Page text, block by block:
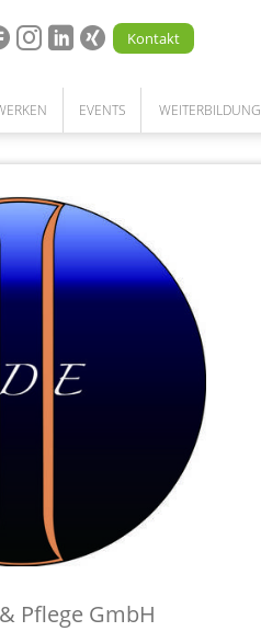
Kontakt
EVENTS WEITERBILDUNG
Pflege GmbH